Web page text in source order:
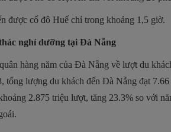
được cố đô Huế chỉ trong khoảng 1,5 giờ.
nghỉ dưỡng tại Đà Nẵng
hàng năm của Đà Nẵng về lượt du
tổng lượng du khách đến Đà Nẵng đạt
2.875 triệu lượt, tăng 23.3% so với